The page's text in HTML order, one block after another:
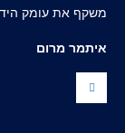
משקף את עומק
איתמר מרום